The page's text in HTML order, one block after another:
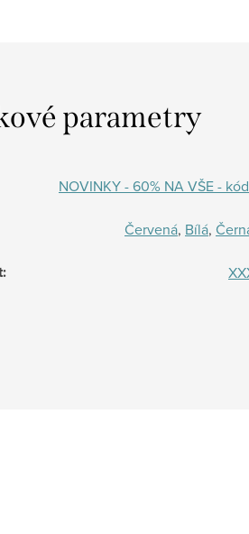
parametry
NOVINKY - 60% NA VŠE -
Červená, Bílá,
: